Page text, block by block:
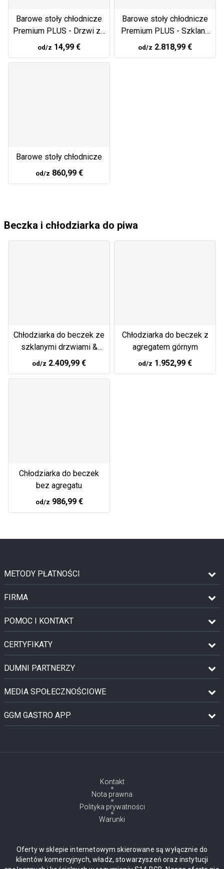
Barowe stoły chłodnicze
Premium PLUS - Drzwi ze
stali nierdzewnej
od/z 14,99 €
Barowe stoły chłodnicze
Premium PLUS - Szklane
drzwi
od/z 2.818,99 €
Barowe stoły chłodnicze
od/z 860,99 €
Beczka i chłodziarka do piwa
Chłodziarka do beczek ze
szklanymi drzwiami &
zintegrowanym agregatem
od/z 2.409,99 €
Chłodziarka do beczek z
agregatem górnym
od/z 1.952,99 €
Chłodziarka do beczek
bez agregatu
od/z 986,99 €
METODY PŁATNOŚCI
FIRMA
POMOC I KONTAKT
CERTYFIKATY
DUMNI PARTNERZY
MEDIA SPOŁECZNOŚCIOWE
GGM GASTRO APP
Kontakt
Nota prawna
Polityka prywatności
Warunki
Oferty w sklepie internetowym skierowane są wyłącznie do
klientów komercyjnych, władz, stowarzyszeń oraz instytucji